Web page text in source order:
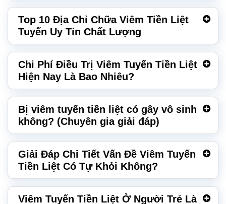
Top 10 Địa Chỉ Chữa Viêm Tiền Liệt
Tuyến Uy Tín Chất Lượng
Chi Phí Điều Trị Viêm Tuyến Tiền Liệt
Hiện Nay Là Bao Nhiêu?
Bị viêm tuyến tiền liệt có gây vô sinh
không? (Chuyên gia giải đáp)
Giải Đáp Chi Tiết Vấn Đề Viêm Tuyến
Tiền Liệt Có Tự Khỏi Không?
Viêm Tuyến Tiền Liệt Ở Người Trẻ Là